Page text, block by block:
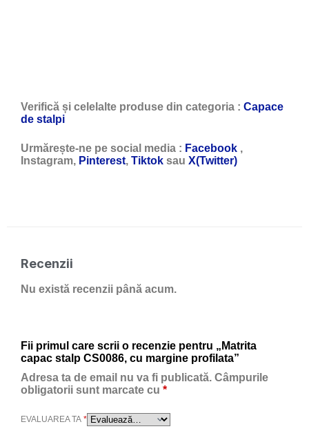
Verifică și celelalte produse din categoria : Capace
de stalpi
Urmărește-ne pe social media : Facebook ,
Instagram, Pinterest, Tiktok sau X(Twitter)
Recenzii
Nu există recenzii până acum.
Fii primul care scrii o recenzie pentru „Matrita
capac stalp CS0086, cu margine profilata”
Adresa ta de email nu va fi publicată. Câmpurile
obligatorii sunt marcate cu *
EVALUAREA TA *